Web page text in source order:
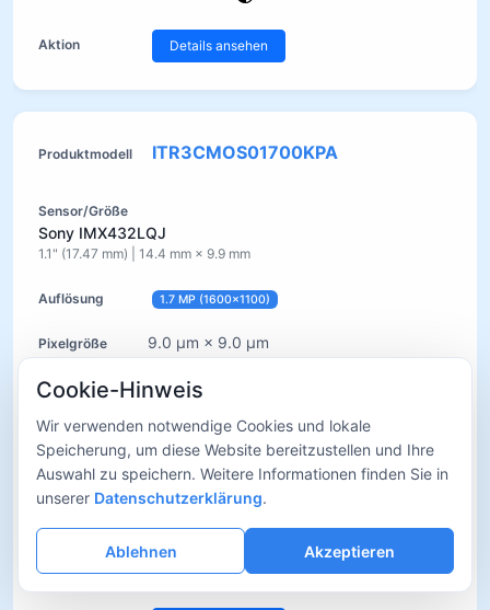
Details ansehen
ITR3CMOS01700KPA
Sony IMX432LQJ
1.1" (17.47 mm) | 14.4 mm × 9.9 mm
1.7 MP (1600×1100)
9.0 µm × 9.0 µm
Global-Shutter
98.6 fps @ 1600×1100
USB3.0
Cookie-Hinweis
Wir verwenden notwendige Cookies und lokale
Speicherung, um diese Website bereitzustellen und Ihre
Auswahl zu speichern. Weitere Informationen finden Sie in
unserer Datenschutzerklärung.
Ablehnen Akzeptieren